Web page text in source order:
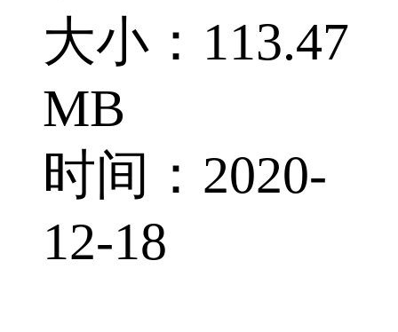
大小：113.47
MB
时间：2020-
12-18